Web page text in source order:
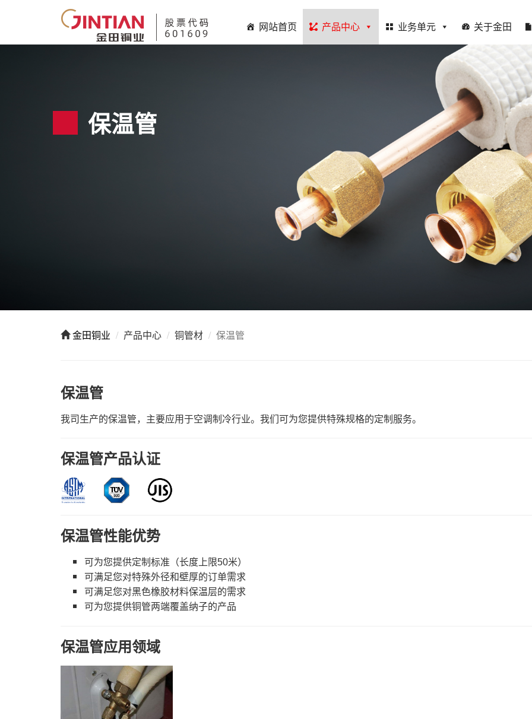
网站首页 产品中心 业务单元 关于金田
保温管
金田铜业 产品中心 铜管材 保温管
保温管
我司生产的保温管，主要应用于空调制冷行业。我们可为您提供特殊规格的定制服务。
保温管产品认证
保温管性能优势
可为您提供定制标准（长度上限50米）
可满足您对特殊外径和壁厚的订单需求
可满足您对黑色橡胶材料保温层的需求
可为您提供铜管两端覆盖纳子的产品
保温管应用领域